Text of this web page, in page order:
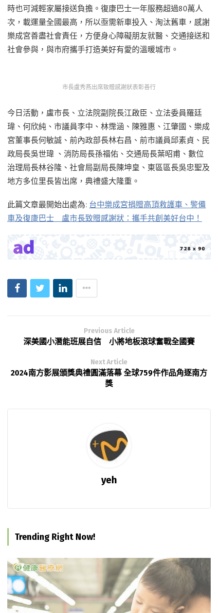
時也可減輕家屬接送負擔。復康巴士一年服務超過80萬人
次，載運量全國最高，所以亟需新車投入、淘汰舊車，感謝
樂成宮善盡社會責任，方便身心障礙朋友就醫、交通接送和
社會參與，與市府攜手打造美好有愛的溫暖城市。
市長盧秀燕出席致贈感謝狀表彰善行
今日活動，盧市長、立法院副院長江啟臣、立法委員羅廷
瑋、何欣純、市議員李中、林霈涵、陳雅惠、江肇國、樂成
宮董事長何敏誠、前內政部長林右昌、前市議員邱素貞、民
政局長吳世瑋 、消防局長孫福佑、交通局長葉昭甫、數位
治理局長林谷隆、社會局副局長陳坤皇、東區區長吳忠聖及
地方多位里長皆出席，典禮盛大隆重。
此篇文章最開始出處為: 台中樂成宮捐贈高頂救護車、警備
車及復康巴士 盧市長致贈感謝狀：攜手共創美好台中！
Previous Article
深美國小潛能班展自信 小將地板滾球奮戰全國賽
Next Article
2024南方影展頒獎典禮圓滿落幕 全球759件作品角逐南方
獎
yeh
Trending Right Now!